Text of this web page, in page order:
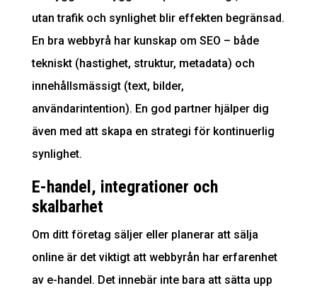
utan trafik och synlighet blir effekten begränsad.
En bra webbyrå har kunskap om SEO – både
tekniskt (hastighet, struktur, metadata) och
innehållsmässigt (text, bilder,
användarintention). En god partner hjälper dig
även med att skapa en strategi för kontinuerlig
synlighet.
E-handel, integrationer och
skalbarhet
Om ditt företag säljer eller planerar att sälja
online är det viktigt att webbyrån har erfarenhet
av e-handel. Det innebär inte bara att sätta upp